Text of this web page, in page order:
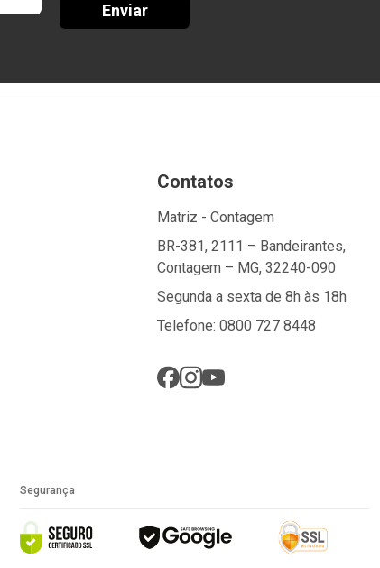
Enviar
Contatos
Matriz - Contagem
BR-381, 2111 – Bandeirantes,
Contagem – MG, 32240-090
Segunda a sexta de 8h às 18h
Telefone: 0800 727 8448
Segurança